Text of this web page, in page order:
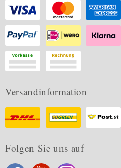
Versandinformation
Folgen Sie uns auf